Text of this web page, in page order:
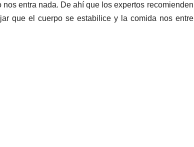
nos entra nada. De ahí que los expertos recomienden
que el cuerpo se estabilice y la comida nos entre